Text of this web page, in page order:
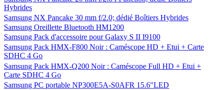
Hybrides
Samsung NX Pancake 30 mm f/2.0; dédié Boîtiers Hybrides
Samsung Oreillette Bluetooth HM1200
Samsung Pack d'accessoire pour Galaxy S II I9100
Samsung Pack HMX-F800 Noir : Caméscope HD + Etui + Carte
SDHC 4 Go
Samsung Pack HMX-Q200 Noir : Caméscope Full HD + Etui +
Carte SDHC 4 Go
Samsung PC portable NP300E5A-S0AFR 15.6"LED